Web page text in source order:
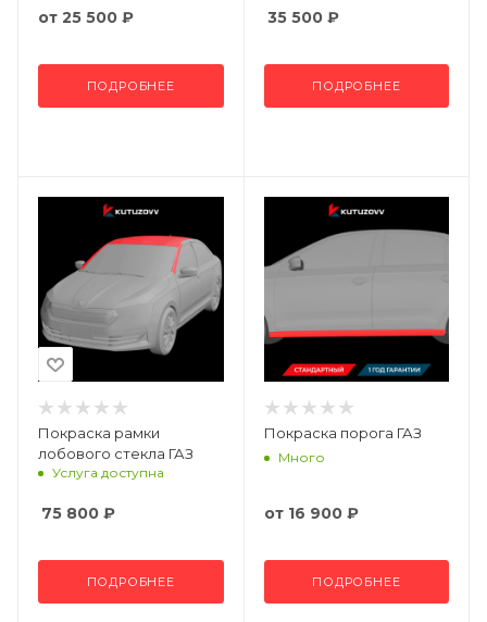
от 25 500 ₽
ПОДРОБНЕЕ
35 500₽
ПОДРОБНЕЕ
Покраска рамки
лобового стекла ГАЗ
Услуга доступна
75 800 ₽
ПОДРОБНЕЕ
Покраска порога ГАЗ
Много
от 16 900 ₽
ПОДРОБНЕЕ